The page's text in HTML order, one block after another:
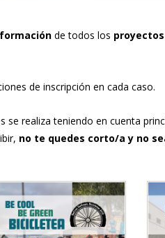
de todos los
de inscripción en cada caso.
se realiza teniendo en cuenta
no te quedes corto/a y no